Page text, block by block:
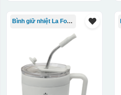
Bình giữ nhiệt La Fonte